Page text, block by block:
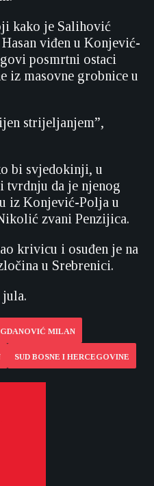
kako je Salihović
viđen u Konjević-
posmrtni ostaci
iz masovne grobnice u
strijeljanjem”,
bi svjedokinji, u
tvrdnju da je njenog
iz Konjević-Polja u
zvani Penzijica.
krivicu i osuđen je na
u Srebrenici.
jula.
MILAN
SUD BOSNE I HERCEGOVINE